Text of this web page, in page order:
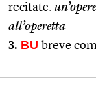
recitate:
all’operetta
3. BU breve